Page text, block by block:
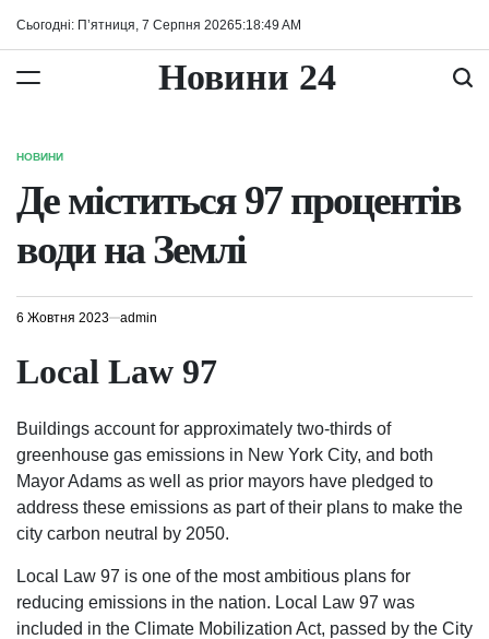
Сьогодні: П’ятниця, 7 Серпня 20265:18:50 AM
Новини 24
ОПУБЛІКУВАТИ
НОВИНИ
Де міститься 97 процентів
води на Землі
6 Жовтня 2023 admin
Local Law 97
Buildings account for approximately two-thirds of
greenhouse gas emissions in New York City, and both
Mayor Adams as well as prior mayors have pledged to
address these emissions as part of their plans to make the
city carbon neutral by 2050.
Local Law 97 is one of the most ambitious plans for
reducing emissions in the nation. Local Law 97 was
included in the Climate Mobilization Act, passed by the City